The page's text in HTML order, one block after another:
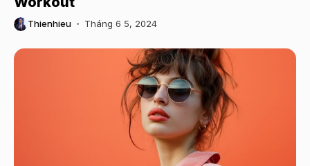
Thienhieu Tháng 6 5, 2024